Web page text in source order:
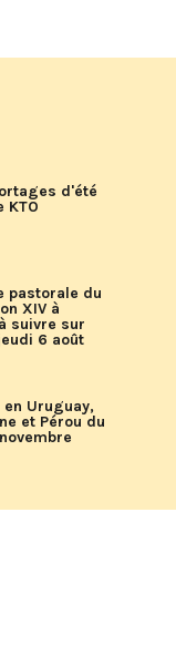
d'été
KTO
pastorale du
XIV à
suivre sur
6 août
en Uruguay,
et Pérou du